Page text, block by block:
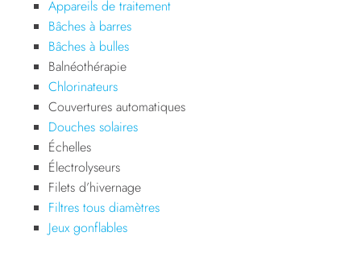
Appareils de traitement
Bâches à barres
Bâches à bulles
Balnéothérapie
Chlorinateurs
Couvertures automatiques
Douches solaires
Échelles
Électrolyseurs
Filets d’hivernage
Filtres tous diamètres
Jeux gonflables